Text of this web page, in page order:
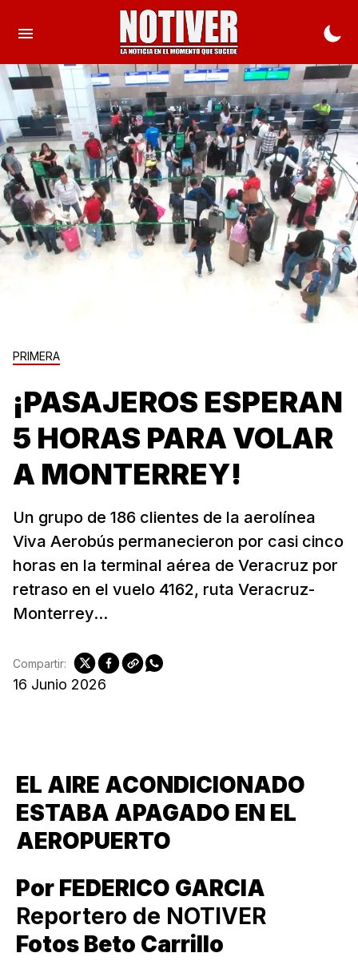
PRIMERA
¡PASAJEROS ESPERAN
5 HORAS PARA VOLAR
A MONTERREY!
Un grupo de 186 clientes de la aerolínea
Viva Aerobús permanecieron por casi cinco
horas en la terminal aérea de Veracruz por
retraso en el vuelo 4162, ruta Veracruz-
Monterrey...
16 Junio 2026
Compartir:
EL AIRE ACONDICIONADO
ESTABA APAGADO EN EL
AEROPUERTO
Por FEDERICO GARCIA
Reportero de NOTIVER
Fotos Beto Carrillo